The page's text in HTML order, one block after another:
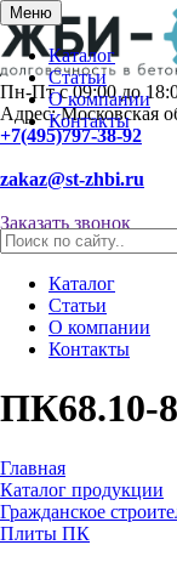
Меню
Каталог
Статьи
О компании
Контакты
Пн-Пт с 09:00 до
Адрес: Московская
+7(495)797-38-92
zakaz@st-zhbi.ru
Заказать звонок
Каталог
Статьи
О компании
Контакты
ПК68.10-
Главная
Каталог продукции
Гражданское
Плиты ПК